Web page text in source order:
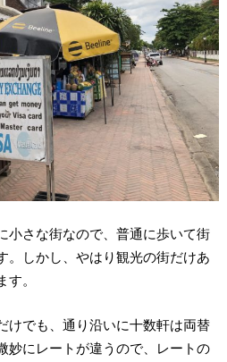
小さな街なので、普通に歩いて街
。しかし、やはり観光の街だけあ
。
けでも、通り沿いに十数軒は両替
妙にレートが違うので、レートの